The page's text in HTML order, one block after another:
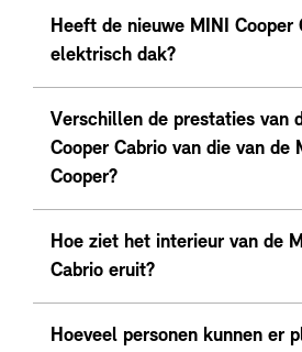
Heeft de nieuwe MINI Cooper
elektrisch dak?
Verschillen de prestaties van
Cooper Cabrio van die van de
Cooper?
Hoe ziet het interieur van de
Cabrio eruit?
Hoeveel personen kunnen er